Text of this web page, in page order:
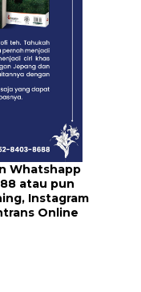
Whatshapp
atau pun
, Instagram
Online